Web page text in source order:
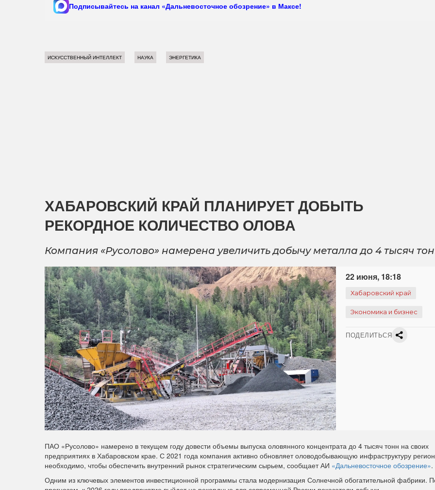
Подписывайтесь на канал «Дальневосточное обозрение» в Максе!
ИСКУССТВЕННЫЙ ИНТЕЛЛЕКТ НАУКА ЭНЕРГЕТИКА
ХАБАРОВСКИЙ КРАЙ ПЛАНИРУЕТ ДОБЫТЬ
РЕКОРДНОЕ КОЛИЧЕСТВО ОЛОВА
Компания «Русолово» намерена увеличить добычу металла до 4 тысяч
22 июня, 18:18
Хабаровский край
Экономика и бизнес
ПОДЕЛИТЬСЯ
ПАО «Русолово» намерено в текущем году довести объемы выпуска оловянного концентрата до 4 тысяч тонн на своих
предприятиях в Хабаровском крае. С 2021 года компания активно обновляет оловодобывающую инфраструктуру
необходимо, чтобы обеспечить внутренний рынок стратегическим сырьем, сообщает АИ «Дальневосточное обозрение».
Одним из ключевых элементов инвестиционной программы стала модернизация Солнечной обогатительной фабрики.